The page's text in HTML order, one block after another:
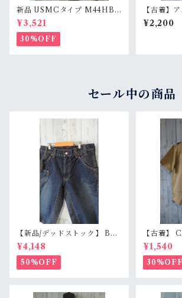
新品 USMCタイプ M44HBT
ヒップカーゴ モンキーパンツ
RankS
¥3,521
30%OFF
【古着】
ト 半袖 Tシャツ プ
ay for life
¥2,200
セール中の商品
【新品/デッドストック】 BL
UE WAY ブルーウェイ 日本製
デニムショートパンツ S/M/L
（M1431-50） 膝下丈 職人加
工 アメカジ RankS
¥4,148
50%OFF
【古着】
半袖シャ
ベージュ
エポレッ
nkB
¥1,540
30%OFF